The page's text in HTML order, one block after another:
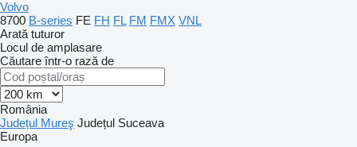
Volvo
8700 B-series FE FH FL FM FMX VNL
Arată tuturor
Locul de amplasare
Căutare într-o rază de
România
Județul Mureş Județul Suceava
Europa